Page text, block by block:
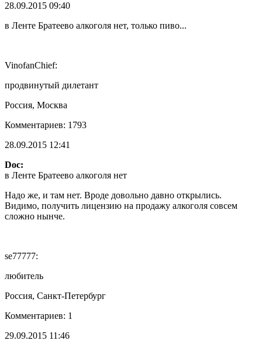
28.09.2015 09:40
в Ленте Братеево алкоголя нет, только пиво...
VinofanChief:
продвинутый дилетант
Россия, Москва
Комментариев: 1793
28.09.2015 12:41
Doc:
в Ленте Братеево алкоголя нет
Надо же, и там нет. Вроде довольно давно открылись.
Видимо, получить лицензию на продажу алкоголя совсем
сложно нынче.
se77777:
любитель
Россия, Санкт-Петербург
Комментариев: 1
29.09.2015 11:46